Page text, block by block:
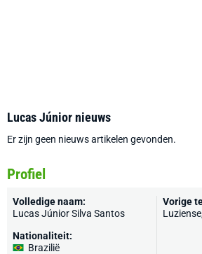
Lucas Júnior nieuws
Er zijn geen nieuws artikelen gevonden.
Profiel
Volledige naam:
Lucas Júnior Silva Santos
Nationaliteit:
Brazilië
Vorige